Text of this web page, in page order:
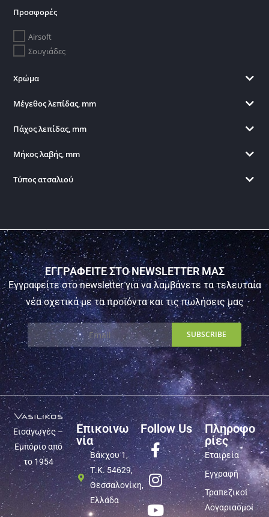
Προσφορές
Airsoft
Σουγιάδες
Χρώμα
Μέγεθος λεπίδας, mm
Πάχος λεπίδας, mm
Μήκος λαβής, mm
Τύπος ατσαλιού
ΕΓΓΡΑΦΕΙΤΕ ΣΤΟ NEWSLETTER ΜΑΣ
Εγγραφείτε στο newsletter για να λαμβάνετε τα τελευταία
νέα σχετικά με τα προϊόντα και τις πωλήσεις μας
Εισαγωγές –
Εμπόριο από
το 1954
Επικοινω
νία
Βάκχου 1,
Τ.Κ. 54629,
Θεσσαλονίκη,
Ελλάδα
Follow Us
Πληροφο
ρίες
Εταιρεία
Εγγραφή
Τραπεζικοί
Λογαριασμοί